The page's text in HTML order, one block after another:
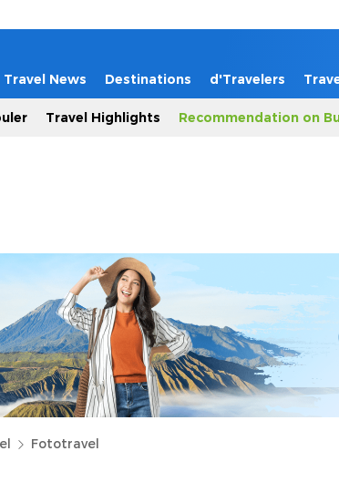
Travel News Destinations d'Travelers
Travel Highlights Recommendation on
Fototravel